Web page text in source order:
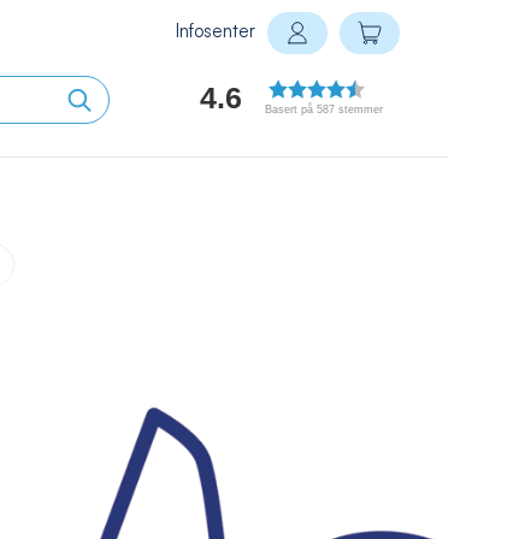
4.6 Basert på 587 stemmer
Infosenter
Logg inn
Min handlekurv